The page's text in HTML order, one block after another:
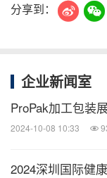
分享到：
企业新闻室
ProPak加工包装
2024-10-08 10:33
2024深圳国际健